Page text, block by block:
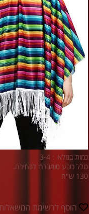
כמות במלאי : 3-4
כולל כובע סומבררו לבחירה.
130 ש"ח
הוסף לרשימת המשאלות